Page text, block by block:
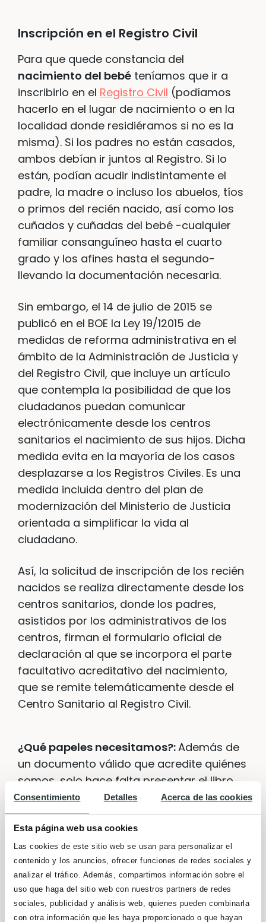
Consentimiento Detalles Acerca de las cookies
Esta página web usa cookies
Las cookies de este sitio web se usan para personalizar el
contenido y los anuncios, ofrecer funciones de redes sociales y
analizar el tráfico. Además, compartimos información sobre el
uso que haga del sitio web con nuestros partners de redes
sociales, publicidad y análisis web, quienes pueden combinarla
con otra información que les haya proporcionado o que hayan
Inscripción en el Registro Civil
Para que quede constancia del
nacimiento del bebé teníamos que ir a
inscribirlo en el Registro Civil (podíamos
hacerlo en el lugar de nacimiento o en la
localidad donde residiéramos si no es la
misma). Si los padres no están casados,
ambos debían ir juntos al Registro. Si lo
están, podían acudir indistintamente el
padre, la madre o incluso los abuelos, tíos
o primos del recién nacido, así como los
cuñados y cuñadas del bebé -cualquier
familiar consanguíneo hasta el cuarto
grado y los afines hasta el segundo-
llevando la documentación necesaria.
Sin embargo, el 14 de julio de 2015 se
publicó en el BOE la Ley 19/12015 de
medidas de reforma administrativa en el
ámbito de la Administración de Justicia y
del Registro Civil, que incluye un artículo
que contempla la posibilidad de que los
ciudadanos puedan comunicar
electrónicamente desde los centros
sanitarios el nacimiento de sus hijos. Dicha
medida evita en la mayoría de los casos
desplazarse a los Registros Civiles. Es una
medida incluida dentro del plan de
modernización del Ministerio de Justicia
orientada a simplificar la vida al
ciudadano.
Así, la solicitud de inscripción de los recién
nacidos se realiza directamente desde los
centros sanitarios, donde los padres,
asistidos por los administrativos de los
centros, firman el formulario oficial de
declaración al que se incorpora el parte
facultativo acreditativo del nacimiento,
que se remite telemáticamente desde el
Centro Sanitario al Registro Civil.
¿Qué papeles necesitamos?:Además de
un documento válido que acredite quiénes
somos, solo hace falta presentar el libro
de familia, el certificado de matrimonio o
firmar la «Declaración» de matrimonio en
el Formulario oficial, si la filiación es
matrimonial; o firmar la «Declaración» de
paternidad contenida en el Formulario
oficial si la filiación es no matrimonial.